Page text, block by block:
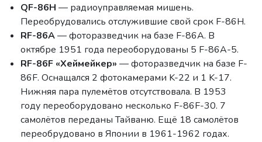
QF-86H — радиоуправляемая мишень.
Переобрудовались отслужившие свой срок F-86H.
RF-86A— фоторазведчик на базе F-86A. В
октябре 1951 года переоборудованы 5 F-86A-5.
RF-86F «Хеймейкер» — фоторазведчик на базе F-
86F. Оснащался 2 фотокамерами K-22 и 1 K-17.
Нижняя пара пулемётов отсутствовала. В 1953
году переоборудовано несколько F-86F-30. 7
самолётов переданы Тайваню. Ещё 18 самолётов
переобрудовано в Японии в 1961-1962 годах.